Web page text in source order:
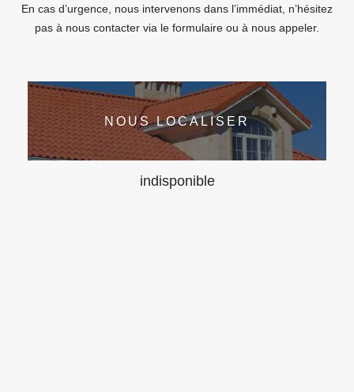
En cas d’urgence, nous intervenons dans l’immédiat, n’hésitez
pas à nous contacter via le formulaire ou à nous appeler.
NOUS LOCALISER
indisponible